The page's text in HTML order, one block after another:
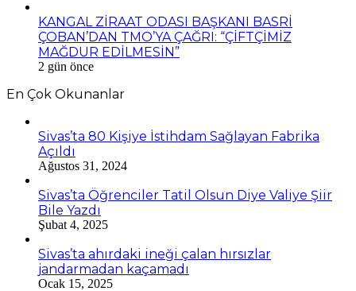
KANGAL ZİRAAT ODASI BAŞKANI BASRİ
ÇOBAN’DAN TMO’YA ÇAĞRI: “ÇİFTÇİMİZ
MAĞDUR EDİLMESİN”
2 gün önce
En Çok Okunanlar
Sivas’ta 80 Kişiye İstihdam Sağlayan Fabrika
Açıldı
Ağustos 31, 2024
Sivas’ta Öğrenciler Tatil Olsun Diye Valiye Şiir
Bile Yazdı
Şubat 4, 2025
Sivas’ta ahırdaki ineği çalan hırsızlar
jandarmadan kaçamadı
Ocak 15, 2025